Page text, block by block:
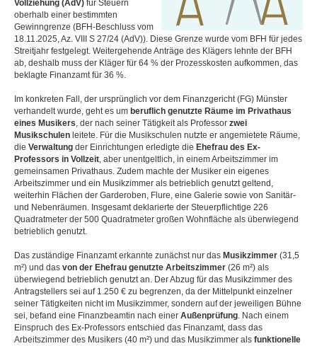
Vollziehung (AdV) für Steuern
oberhalb einer bestimmten
Gewinngrenze (BFH-Beschluss vom
18.11.2025, Az. VIII S 27/24 (AdV)). Diese Grenze wurde vom BFH für jedes
Streitjahr festgelegt. Weitergehende Anträge des Klägers lehnte der BFH
ab, deshalb muss der Kläger für 64 % der Prozesskosten aufkommen, das
beklagte Finanzamt für 36 %.
Im konkreten Fall, der ursprünglich vor dem Finanzgericht (FG) Münster
verhandelt wurde, geht es um beruflich genutzte Räume im Privathaus
eines Musikers, der nach seiner Tätigkeit als Professor zwei
Musikschulen leitete. Für die Musikschulen nutzte er angemietete Räume,
die Verwaltung der Einrichtungen erledigte die Ehefrau des Ex-
Professors in Vollzeit, aber unentgeltlich, in einem Arbeitszimmer im
gemeinsamen Privathaus. Zudem machte der Musiker ein eigenes
Arbeitszimmer und ein Musikzimmer als betrieblich genutzt geltend,
weiterhin Flächen der Garderoben, Flure, eine Galerie sowie von Sanitär-
und Nebenräumen. Insgesamt deklarierte der Steuerpflichtige 226
Quadratmeter der 500 Quadratmeter großen Wohnfläche als überwiegend
betrieblich genutzt.
Das zuständige Finanzamt erkannte zunächst nur das Musikzimmer (31,5
m²) und das von der Ehefrau genutzte Arbeitszimmer (26 m²) als
überwiegend betrieblich genutzt an. Der Abzug für das Musikzimmer des
Antragstellers sei auf 1.250 € zu begrenzen, da der Mittelpunkt einzelner
seiner Tätigkeiten nicht im Musikzimmer, sondern auf der jeweiligen Bühne
sei, befand eine Finanzbeamtin nach einer Außenprüfung. Nach einem
Einspruch des Ex-Professors entschied das Finanzamt, dass das
Arbeitszimmer des Musikers (40 m²) und das Musikzimmer als funktionelle